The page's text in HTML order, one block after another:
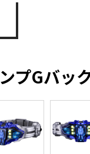
プGバッ